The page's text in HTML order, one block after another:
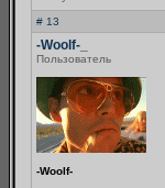
# 13
-Woolf-_
Пользователь
-Woolf-